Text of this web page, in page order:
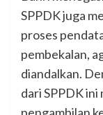
SPPDK juga
proses
pembekalan,
diandalkan.
dari SPPDK